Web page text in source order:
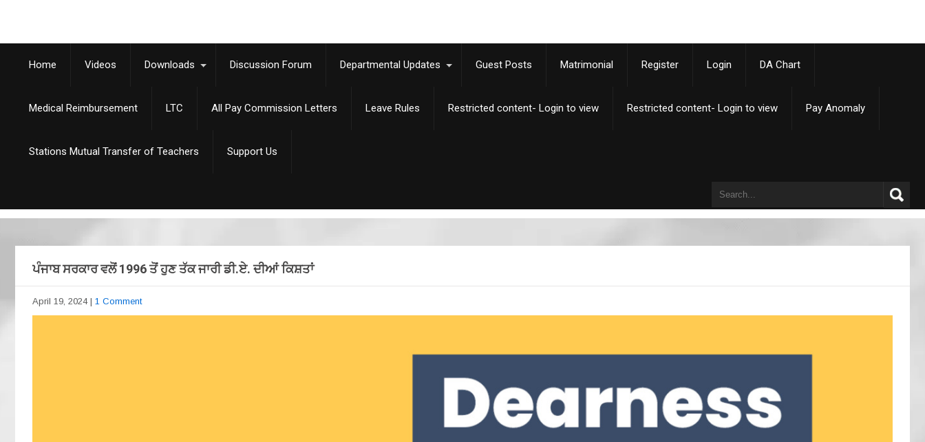
Home Videos Downloads Discussion Forum Departmental Updates Guest Posts Matrimonial Register Login DA Chart
Medical Reimbursement LTC All Pay Commission Letters Leave Rules Restricted content- Login to view Restricted content- Login to view Pay Anomaly
Stations Mutual Transfer of Teachers Support Us
ਪੰਜਾਬ ਸਰਕਾਰ ਵਲੋਂ 1996 ਤੋਂ ਹੁਣ ਤੱਕ ਜਾਰੀ ਡੀ.ਏ. ਦੀਆਂ ਕਿਸ਼ਤਾਂ
April 19, 2024 | 1 Comment